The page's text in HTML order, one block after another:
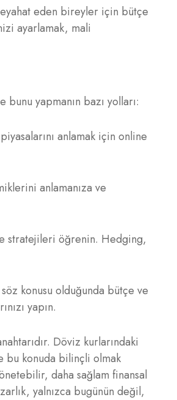
eden bireyler için bütçe
ayarlamak, mali
yapmanın bazı yolları:
anlamak için online
anlamanıza ve
stratejileri öğrenin. Hedging,
konusu olduğunda bütçe ve
yapın.
Döviz kurlarındaki
bu konuda bilinçli olmak
daha sağlam finansal
yalnızca bugünün değil,